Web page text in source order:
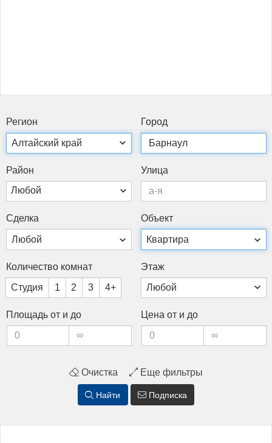
Ре­ги­он Го­род
Рай­он
Любой
Ули­ца
Сдел­ка Объ­ект
Ко­личес­тво ком­нат
Студия 1 2 3 4+
Этаж
Пло­щадь от и до Це­на от и до
Очистка Еще фильтры
Найти Подписка